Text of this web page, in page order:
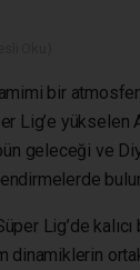
bir
Lig’e yükselen
geleceği ve
Lig’de kalıcı
dinamiklerin